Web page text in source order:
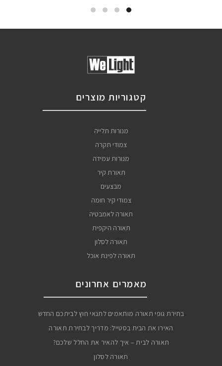
קטגוריות מוצרים
מנורות תלייה
צמודי תקרה
מנורות עמידה
תאורת קיר
מבצעים
צמודי קיר חומה
תאורה לאמבטיה
תאורה היקפית
תאורה לסלון
תאורה לפינת אוכל
מאמרים אחרונים
בחירת גופי תאורה מותאמים לתנאי חוץ לביתכם החדש
האירו את הבית בסטייל: מדריך לבחירת תאורה
תאורה לבית – איך להאיר את החלל שלכם?
תאורה לסלון